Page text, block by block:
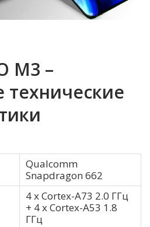
M3 –
технические
Qualcomm
Snapdragon 662
4 x Cortex-A73 2.0 ГГц
+ 4 x Cortex-A53 1.8
ГГц